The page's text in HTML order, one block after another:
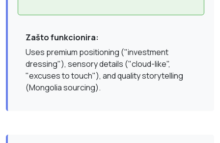
Zašto funkcionira:
Uses premium positioning ("investment
dressing"), sensory details ("cloud-like",
"excuses to touch"), and quality storytelling
(Mongolia sourcing).